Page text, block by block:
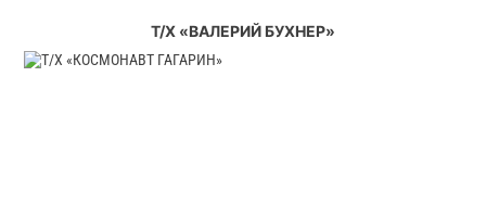
Т/Х «ВАЛЕРИЙ БУХНЕР»